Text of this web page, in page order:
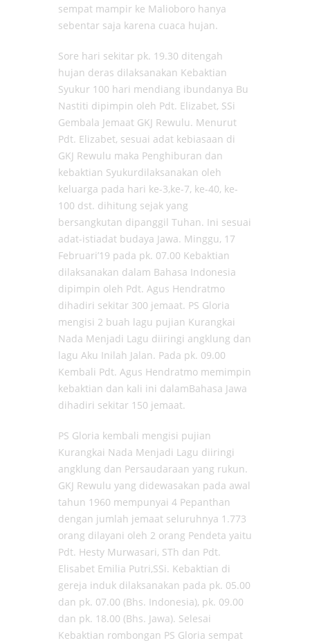
sempat mampir ke Malioboro hanya
sebentar saja karena cuaca hujan.
Sore hari sekitar pk. 19.30 ditengah
hujan deras dilaksanakan Kebaktian
Syukur 100 hari mendiang ibundanya Bu
Nastiti dipimpin oleh Pdt. Elizabet, SSi
Gembala Jemaat GKJ Rewulu. Menurut
Pdt. Elizabet, sesuai adat kebiasaan di
GKJ Rewulu maka Penghiburan dan
kebaktian Syukurdilaksanakan oleh
keluarga pada hari ke-3,ke-7, ke-40, ke-
100 dst. dihitung sejak yang
bersangkutan dipanggil Tuhan. Ini sesuai
adat-istiadat budaya Jawa. Minggu, 17
Februari’19 pada pk. 07.00 Kebaktian
dilaksanakan dalam Bahasa Indonesia
dipimpin oleh Pdt. Agus Hendratmo
dihadiri sekitar 300 jemaat. PS Gloria
mengisi 2 buah lagu pujian Kurangkai
Nada Menjadi Lagu diiringi angklung dan
lagu Aku Inilah Jalan. Pada pk. 09.00
Kembali Pdt. Agus Hendratmo memimpin
kebaktian dan kali ini dalamBahasa Jawa
dihadiri sekitar 150 jemaat.
PS Gloria kembali mengisi pujian
Kurangkai Nada Menjadi Lagu diiringi
angklung dan Persaudaraan yang rukun.
GKJ Rewulu yang didewasakan pada awal
tahun 1960 mempunyai 4 Pepanthan
dengan jumlah jemaat seluruhnya 1.773
orang dilayani oleh 2 orang Pendeta yaitu
Pdt. Hesty Murwasari, STh dan Pdt.
Elisabet Emilia Putri,SSi. Kebaktian di
gereja induk dilaksanakan pada pk. 05.00
dan pk. 07.00 (Bhs. Indonesia), pk. 09.00
dan pk. 18.00 (Bhs. Jawa). Selesai
Kebaktian rombongan PS Gloria sempat